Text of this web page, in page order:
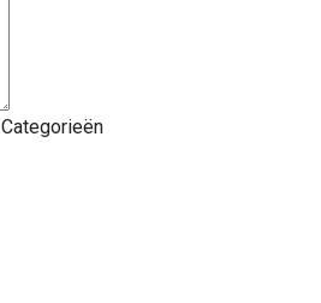
Categorieën